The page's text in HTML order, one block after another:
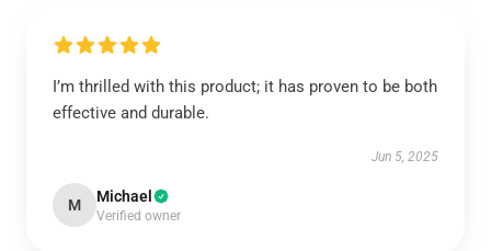
I’m thrilled with this product; it has proven to be both
effective and durable.
Jun 5, 2025
M Michael
Verified owner